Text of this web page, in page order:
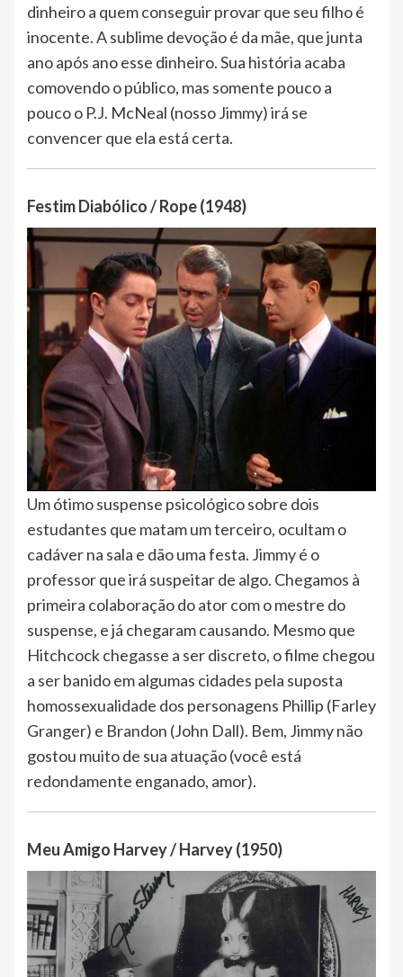
dinheiro a quem conseguir provar que seu filho é
inocente. A sublime devoção é da mãe, que junta
ano após ano esse dinheiro. Sua história acaba
comovendo o público, mas somente pouco a
pouco o P.J. McNeal (nosso Jimmy) irá se
convencer que ela está certa.
Festim Diabólico / Rope (1948)
Um ótimo suspense psicológico sobre dois
estudantes que matam um terceiro, ocultam o
cadáver na sala e dão uma festa. Jimmy é o
professor que irá suspeitar de algo. Chegamos à
primeira colaboração do ator com o mestre do
suspense, e já chegaram causando. Mesmo que
Hitchcock chegasse a ser discreto, o filme chegou
a ser banido em algumas cidades pela suposta
homossexualidade dos personagens Phillip (Farley
Granger) e Brandon (John Dall). Bem, Jimmy não
gostou muito de sua atuação (você está
redondamente enganado, amor).
Meu Amigo Harvey / Harvey (1950)